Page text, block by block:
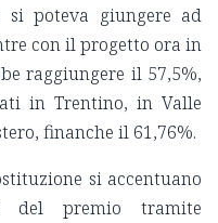
poteva giungere ad
con il progetto ora in
raggiungere il 57,5%,
in Trentino, in Valle
finanche il 61,76%.
si accentuano
del premio tramite